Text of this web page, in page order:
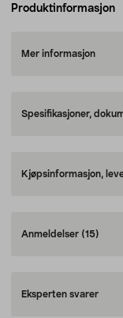
Produktinformasjon
Mer informasjon
Spesifikasjoner,
Kjøpsinformasjon,
Anmeldelser (15)
Eksperten svarer